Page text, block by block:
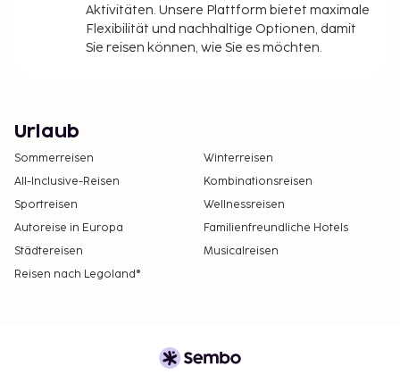
Aktivitäten. Unsere Plattform bietet maximale
Flexibilität und nachhaltige Optionen, damit
Sie reisen können, wie Sie es möchten.
Urlaub
Sommerreisen
Winterreisen
All-Inclusive-Reisen
Kombinationsreisen
Sportreisen
Wellnessreisen
Autoreise in Europa
Familienfreundliche Hotels
Städtereisen
Musicalreisen
Reisen nach Legoland®